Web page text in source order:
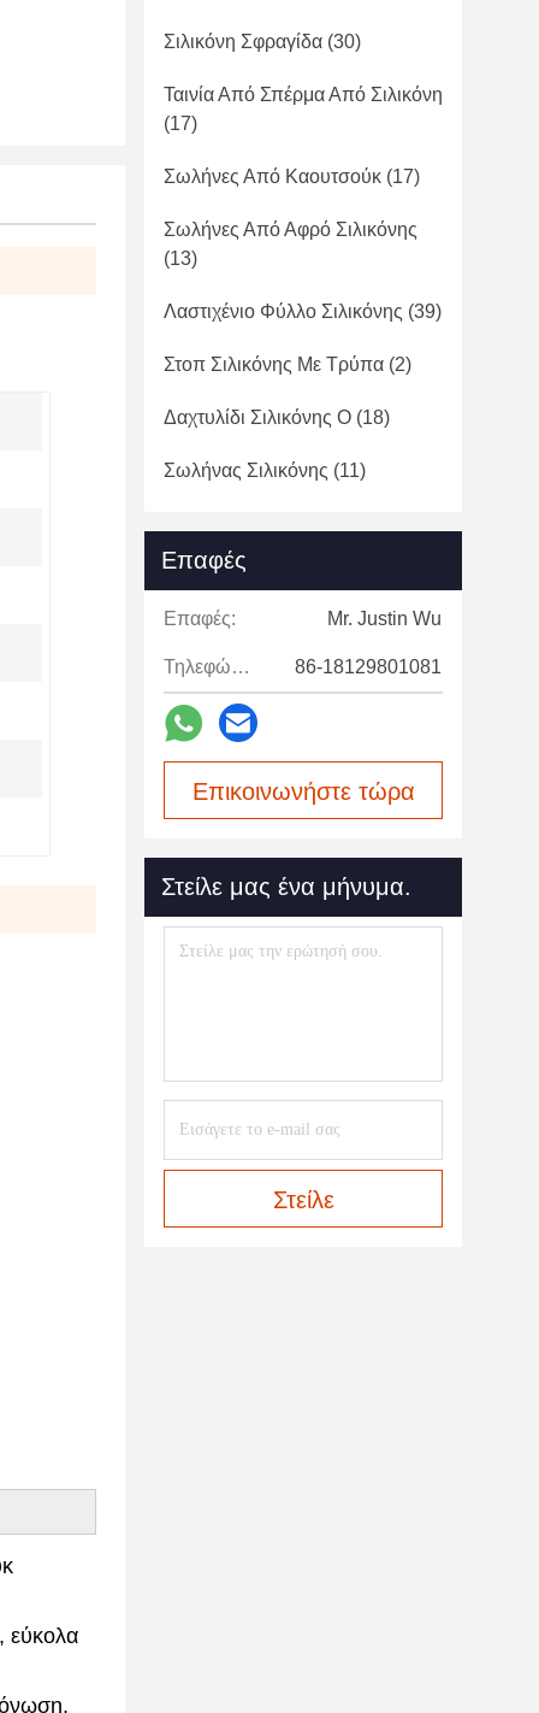
εύκολα
Σιλικόνη Σφραγίδα (30)
Ταινία Από Σπέρμα Από Σιλικόνη
(17)
Σωλήνες Από Καουτσούκ (17)
Σωλήνες Από Αφρό Σιλικόνης
(13)
Λαστιχένιο Φύλλο Σιλικόνης (39)
Στοπ Σιλικόνης Με Τρύπα (2)
Δαχτυλίδι Σιλικόνης Ο (18)
Σωλήνας Σιλικόνης (11)
Επαφές
Επαφές: Mr. Justin Wu
Τηλεφώνημα: 86-18129801081
Επικοινωνήστε τώρα
Στείλε μας ένα μήνυμα.
Στείλε